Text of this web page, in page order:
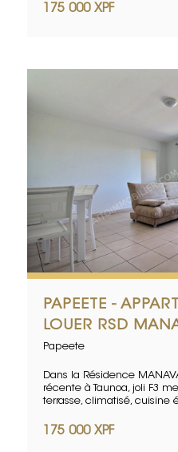
175 000 XPF
PAPEETE -
LOUER RSD
Papeete
Dans la Résidence
récente à Taunoa, joli F3
terrasse, climatisé, cuisine
175 000 XPF